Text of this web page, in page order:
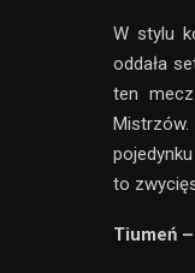
W stylu
oddała
ten
to
Tiumeń